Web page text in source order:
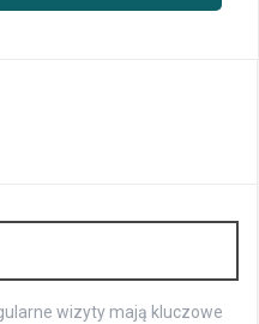
wizyty mają kluczowe